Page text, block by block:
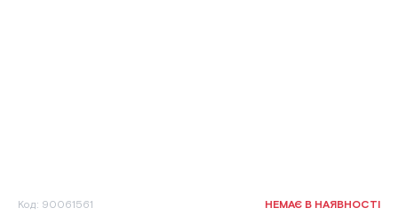
Код: 90061561 НЕМАЄ В НАЯВНОСТІ